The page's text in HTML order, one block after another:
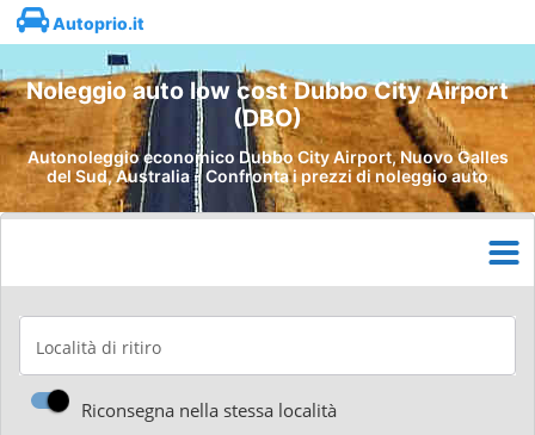
Autoprio.it
Noleggio auto low cost Dubbo City Airport
(DBO)
Autonoleggio economico Dubbo City Airport, Nuovo Galles
del Sud, Australia - Confronta i prezzi di noleggio auto
Località di ritiro
Riconsegna nella stessa località